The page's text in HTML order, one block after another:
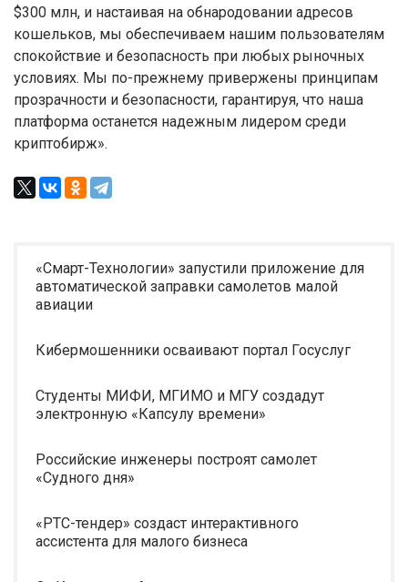
$300 млн, и настаивая на обнародовании адресов
кошельков, мы обеспечиваем нашим пользователям
спокойствие и безопасность при любых рыночных
условиях. Мы по-прежнему привержены принципам
прозрачности и безопасности, гарантируя, что наша
платформа останется надежным лидером среди
криптобирж».
«Смарт-Технологии» запустили приложение для
автоматической заправки самолетов малой
авиации
Кибермошенники осваивают портал Госуслуг
Студенты МИФИ, МГИМО и МГУ создадут
электронную «Капсулу времени»
Российские инженеры построят самолет
«Судного дня»
«РТС-тендер» создаст интерактивного
ассистента для малого бизнеса